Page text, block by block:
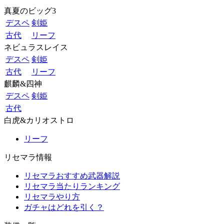
真夏のビッグ3
デスペ 剣姫
古代
リーフ
ネビュラスレイス
デスペ 剣姫
古代
リーフ
麒麟&四神
デスペ 剣姫
古代
白虎&カリオストロ
リーフ
リセマラ情報
リセマラおすすめ武器解説
リセマラ当たりランキング
リセマラやり方
ガチャはどれを引く？